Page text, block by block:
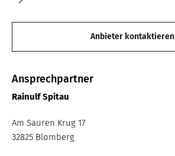
Anbieter kontaktieren
Ansprechpartner
Rainulf Spitau
Am Sauren Krug 17
32825 Blomberg